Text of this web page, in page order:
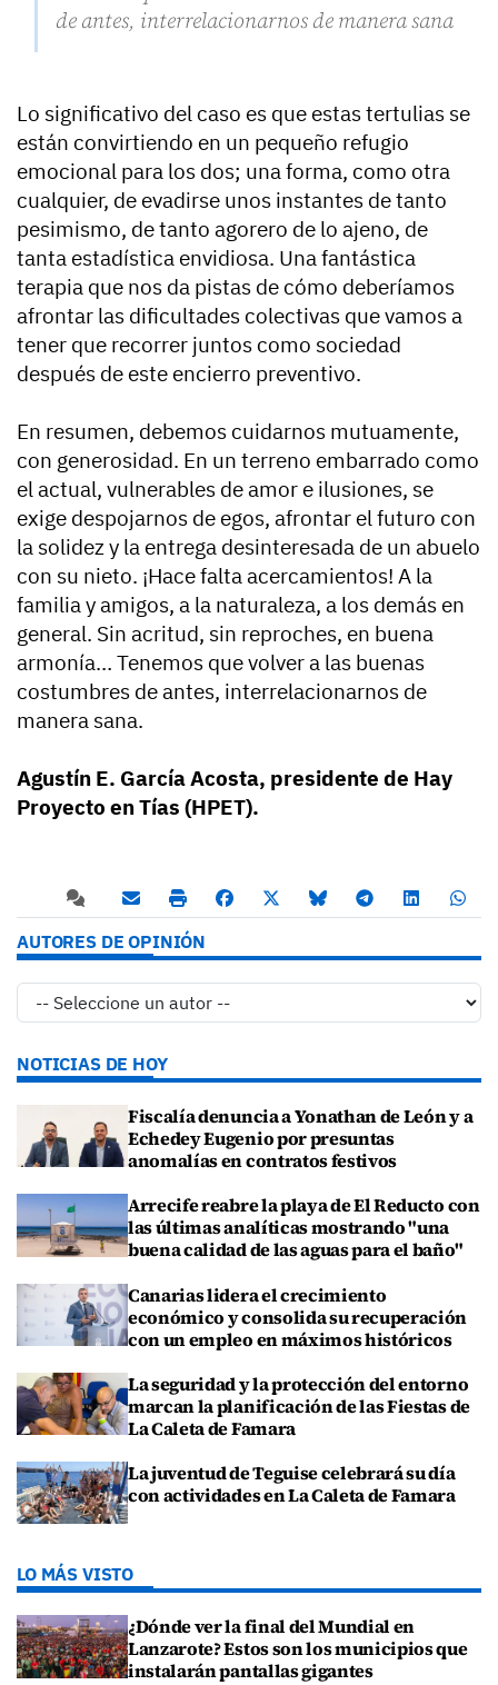
de antes, interrelacionarnos de manera sana
Lo significativo del caso es que estas tertulias se
están convirtiendo en un pequeño refugio
emocional para los dos; una forma, como otra
cualquier, de evadirse unos instantes de tanto
pesimismo, de tanto agorero de lo ajeno, de
tanta estadística envidiosa. Una fantástica
terapia que nos da pistas de cómo deberíamos
afrontar las dificultades colectivas que vamos a
tener que recorrer juntos como sociedad
después de este encierro preventivo.
En resumen, debemos cuidarnos mutuamente,
con generosidad. En un terreno embarrado como
el actual, vulnerables de amor e ilusiones, se
exige despojarnos de egos, afrontar el futuro con
la solidez y la entrega desinteresada de un abuelo
con su nieto. ¡Hace falta acercamientos! A la
familia y amigos, a la naturaleza, a los demás en
general. Sin acritud, sin reproches, en buena
armonía… Tenemos que volver a las buenas
costumbres de antes, interrelacionarnos de
manera sana.
Agustín E. García Acosta, presidente de Hay
Proyecto en Tías (HPET).
AUTORES DE OPINIÓN
NOTICIAS DE HOY
Fiscalía denuncia a Yonathan de León y a
Echedey Eugenio por presuntas
anomalías en contratos festivos
Arrecife reabre la playa de El Reducto con
las últimas analíticas mostrando "una
buena calidad de las aguas para el baño"
Canarias lidera el crecimiento
económico y consolida su recuperación
con un empleo en máximos históricos
La seguridad y la protección del entorno
marcan la planificación de las Fiestas de
La Caleta de Famara
La juventud de Teguise celebrará su día
con actividades en La Caleta de Famara
LO MÁS VISTO
¿Dónde ver la final del Mundial en
Lanzarote? Estos son los municipios que
instalarán pantallas gigantes